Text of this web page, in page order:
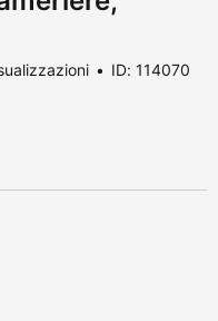
ID: 114070